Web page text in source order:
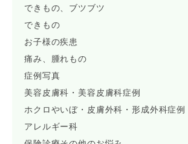
できもの、ブツブツ
できもの
お子様の疾患
痛み、腫れもの
症例写真
美容皮膚科・美容皮膚科症例
ホクロやいぼ・皮膚外科・形成外科症例
アレルギー科